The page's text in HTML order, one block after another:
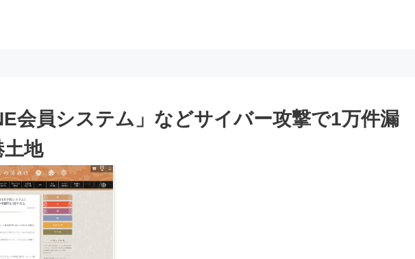
会員システム」などサイバー攻撃で1万件漏
土地